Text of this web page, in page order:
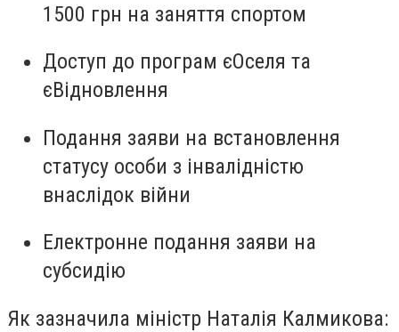
1500 грн на заняття спортом
Доступ до програм єОселя та
єВідновлення
Подання заяви на встановлення
статусу особи з інвалідністю
внаслідок війни
Електронне подання заяви на
субсидію
Як зазначила міністр Наталія Калмикова: